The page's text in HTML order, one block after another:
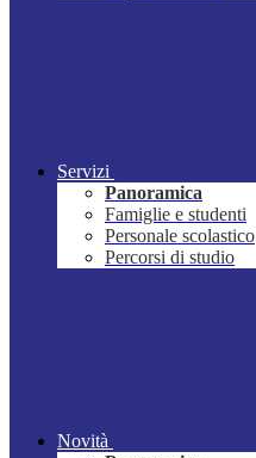
Servizi
Panoramica
Famiglie e studenti
Personale scolastico
Percorsi di studio
Novità